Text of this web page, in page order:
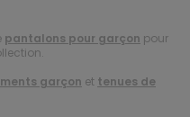
pantalons pour garçon pour
garçon et tenues de